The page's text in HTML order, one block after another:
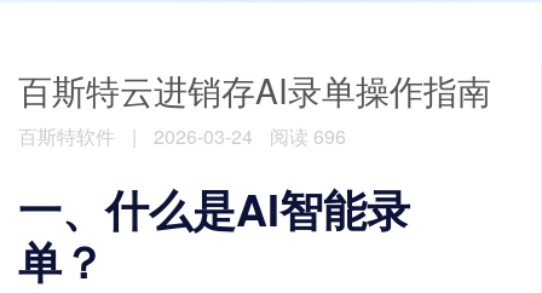
百斯特云进销存AI录单操作指南
百斯特软件 | 2026-03-24 阅读 696
一、什么是AI智能录
单？